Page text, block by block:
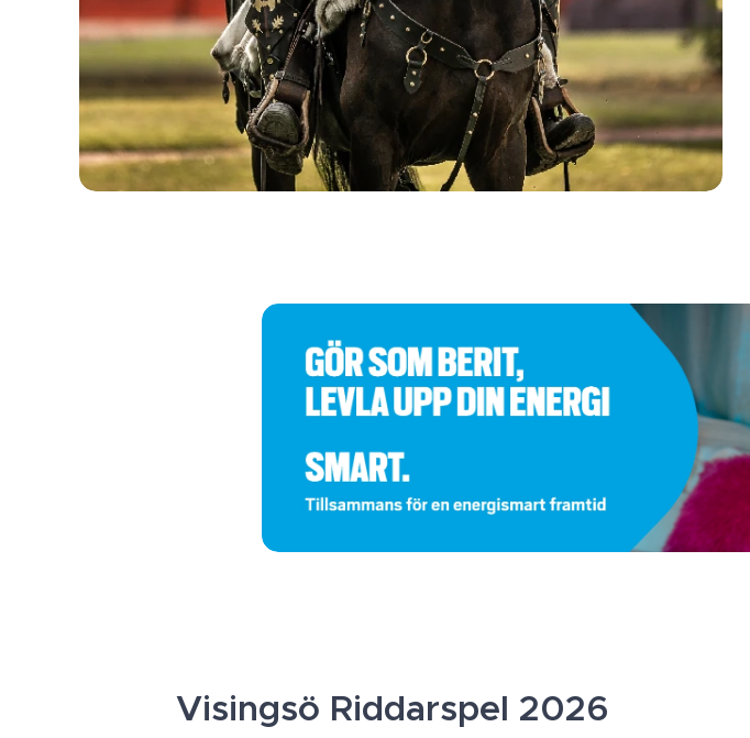
Visingsö Riddarspel 2026